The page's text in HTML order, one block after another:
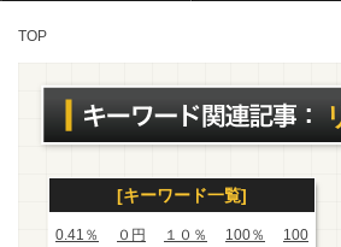
TOP
[キーワード一覧]
0.41％ ０円 １０％ 100％
100